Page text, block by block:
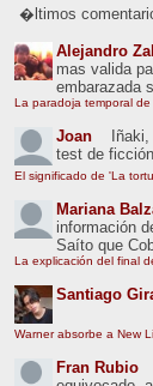
�ltimos
Alejandro
mas valida
embarazada
La paradoja temporal de
Joan
test de
El significado de 'La
Mariana
información
Saíto que
La explicación del final
Santiago
Warner absorbe a New
Fran Rubio